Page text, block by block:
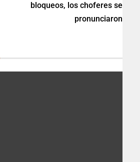
bloqueos, los choferes se
pronunciaron